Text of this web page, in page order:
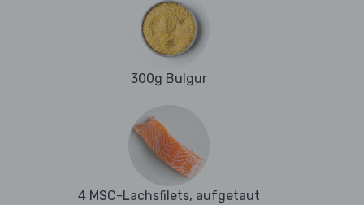
300g Bulgur
4 MSC-Lachsfilets, aufgetaut